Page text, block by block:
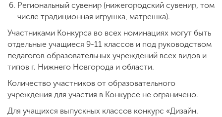
Региональный сувенир (нижегородский сувенир, том
числе традиционная игрушка, матрешка).
Участниками Конкурса во всех номинациях могут быть
отдельные учащиеся 9-11 классов и под руководством
педагогов образовательных учреждений всех видов и
типов г. Нижнего Новгорода и области.
Количество участников от образовательного
учреждения для участия в Конкурсе не ограничено.
Для учащихся выпускных классов конкурс «Дизайн.